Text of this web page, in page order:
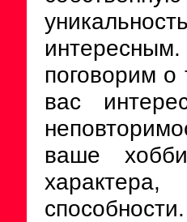
поговорим
вас
ваше
способности.